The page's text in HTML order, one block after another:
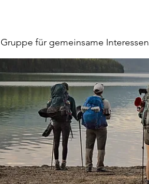
Gruppe für gemeinsame Interessen